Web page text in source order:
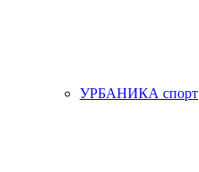
УРБАНИКА спорт